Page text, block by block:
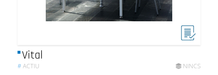
Vital
#ACTIU NINCS